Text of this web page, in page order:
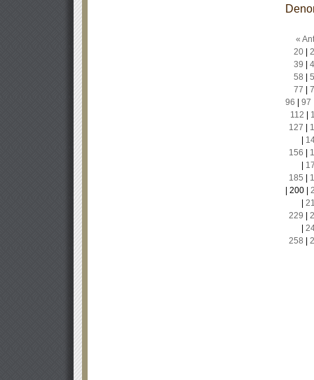
«
20|
39
58
77
96
97
112
127
156
185
200|
229
258